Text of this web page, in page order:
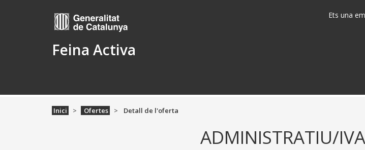
Feina Activa
Ets una
Inici Ofertes Detall de l'oferta
ADMINISTRATIU/IVA